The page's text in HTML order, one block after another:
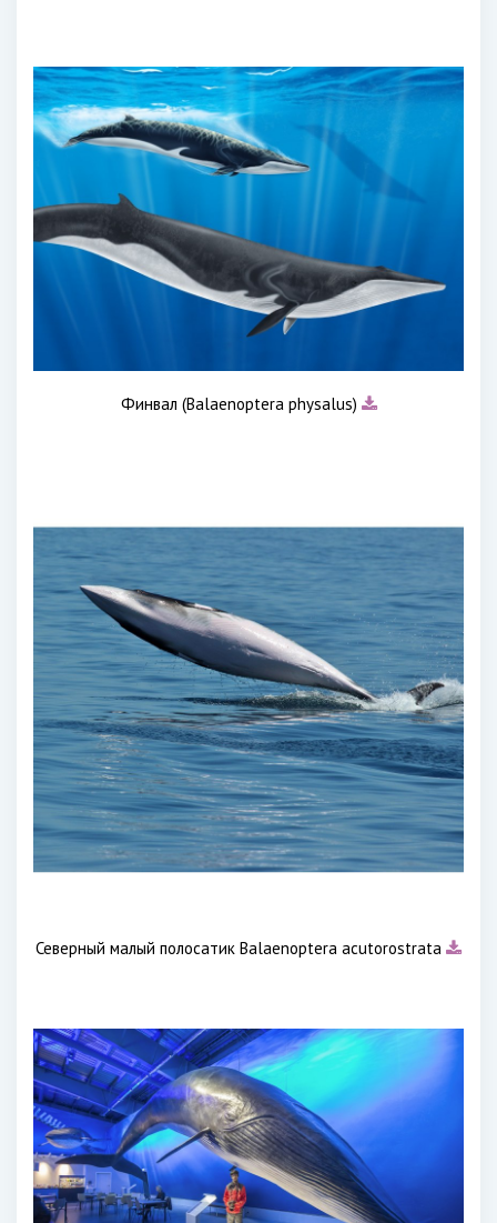
Финвал (Balaenoptera physalus)
Северный малый полосатик Balaenoptera acutorostrata